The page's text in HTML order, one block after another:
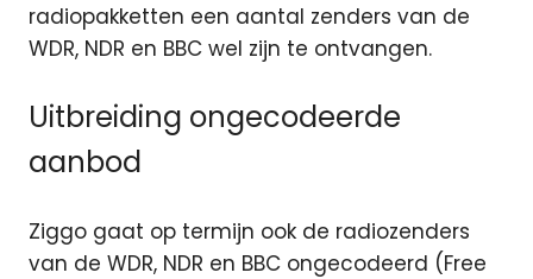
radiopakketten een aantal zenders van de
WDR, NDR en BBC wel zijn te ontvangen.
Uitbreiding ongecodeerde
aanbod
Ziggo gaat op termijn ook de radiozenders
van de WDR, NDR en BBC ongecodeerd (Free